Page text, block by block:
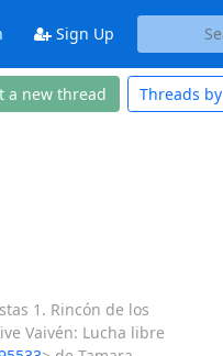
Sign Up
a new thread Threads by
1. Rincón de los
Vaivén: Lucha libre